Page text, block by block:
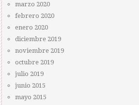
marzo 2020
febrero 2020
enero 2020
diciembre 2019
noviembre 2019
octubre 2019
julio 2019
junio 2015
mayo 2015